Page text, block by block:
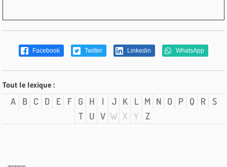
Facebook Twitter Linkedin WhatsApp
Tout le lexique :
A B C D E F G H I J K L M N O P Q R S
T
U V W X Y Z